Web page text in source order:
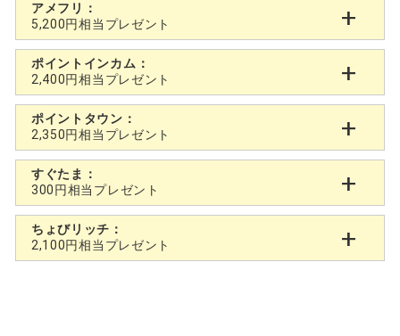
アメフリ：
5,200円相当プレゼント
ポイントインカム：
2,400円相当プレゼント
ポイントタウン：
2,350円相当プレゼント
すぐたま：
300円相当プレゼント
ちょびリッチ：
2,100円相当プレゼント